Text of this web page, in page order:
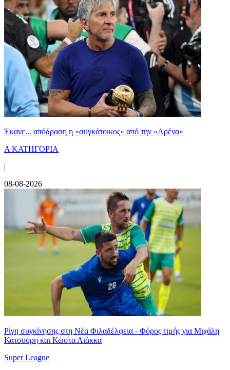
Έκανε... απόδραση η «συγκάτοικος» από την «Αρένα»
Α ΚΑΤΗΓΟΡΙΑ
|
08-08-2026
Ρίγη συγκίνησης στη Νέα Φιλαδέλφεια - Φόρος τιμής για Μιχάλη
Κατσούρη και Κώστα Λιάκκα
Super League